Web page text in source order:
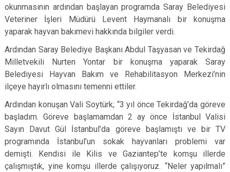
okunmasının ardından başlayan programda Saray Belediyesi
Veteriner İşleri Müdürü Levent Haymanalı bir konuşma
yaparak hayvan bakımevi hakkında bilgiler verdi.
Ardından Saray Belediye Başkanı Abdul Taşyasan ve Tekirdağ
Milletvekili Nurten Yontar bir konuşma yaparak Saray
Belediyesi Hayvan Bakım ve Rehabilitasyon Merkezi’nin
ilçeye hayırlı olmasını temenni ettiler.
Ardından konuşan Vali Soytürk; “3 yıl önce Tekirdağ’da göreve
başladım. Göreve başlamamdan 2 ay önce İstanbul Valisi
Sayın Davut Gül İstanbul’da göreve başlamıştı ve bir TV
programında İstanbul’un sokak hayvanları problemi var
demişti. Kendisi ile Kilis ve Gaziantep’te komşu illerde
çalışmıştık, yine komşu illerde çalışıyoruz. “Neler yapılmalı”